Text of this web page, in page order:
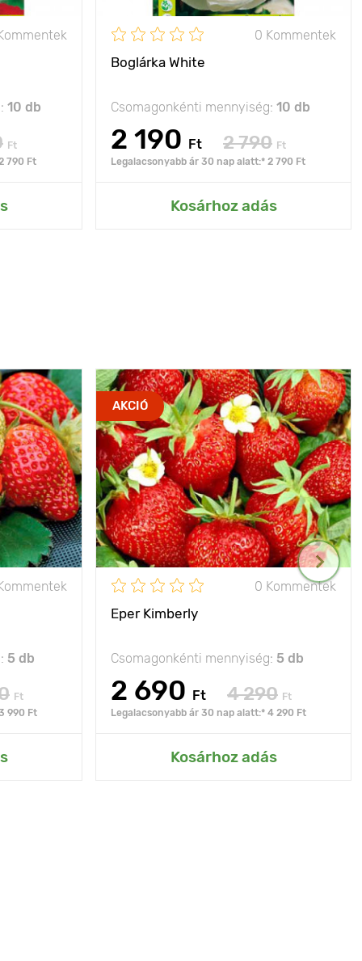
10 db
Ft
790 Ft
0 Kommentek
Boglárka White
Csomagonkénti mennyiség: 10 db
2 190 Ft 2 790 Ft
Legalacsonyabb ár 30 nap alatt:* 2 790 Ft
Kosárhoz adás
5 db
Ft
990 Ft
AKCIÓ
0 Kommentek
Eper Kimberly
Csomagonkénti mennyiség: 5 db
2 690 Ft 4 290 Ft
Legalacsonyabb ár 30 nap alatt:* 4 290 Ft
Kosárhoz adás